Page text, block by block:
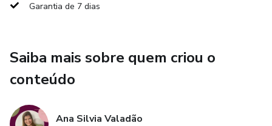
Garantia de 7 dias
Saiba mais sobre quem criou o
conteúdo
Ana Silvia Valadão